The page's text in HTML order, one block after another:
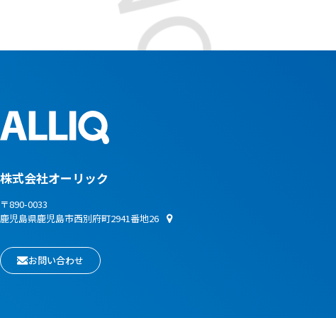
株式会社オーリック
〒890-0033
鹿児島県鹿児島市西別府町2941番地26
お問い合わせ